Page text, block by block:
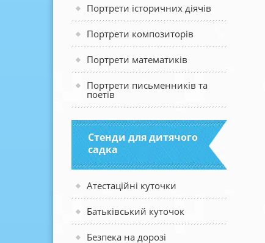
Портрети історичних діячів
Портрети композиторів
Портрети математиків
Портрети письменників та
поетів
Стенди для дитячого
садка
Атестаційні куточки
Батьківський куточок
Безпека на дорозі